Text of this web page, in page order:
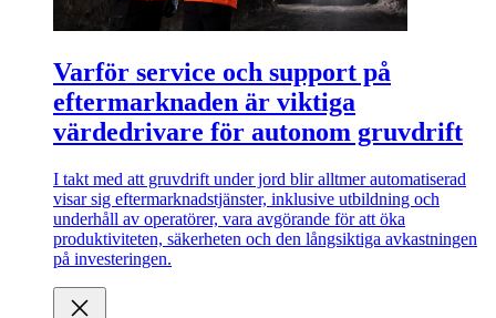
Varför service och support på
eftermarknaden är viktiga
värdedrivare för autonom gruvdrift
I takt med att gruvdrift under jord blir alltmer automatiserad
visar sig eftermarknadstjänster, inklusive utbildning och
underhåll av operatörer, vara avgörande för att öka
produktiviteten, säkerheten och den långsiktiga avkastningen
på investeringen.